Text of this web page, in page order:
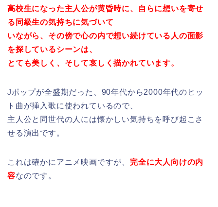
高校生になった主人公が黄昏時に、自らに想いを寄せ
る同級生の気持ちに気づいて
いながら、その傍で心の内で想い続けている人の面影
を探しているシーンは、
とても美しく、そして哀しく描かれています。
Jポップが全盛期だった、90年代から2000年代のヒッ
ト曲が挿入歌に使われているので、
主人公と同世代の人には懐かしい気持ちを呼び起こさ
せる演出です。
これは確かにアニメ映画ですが、 完全に大人向けの内
容なのです。